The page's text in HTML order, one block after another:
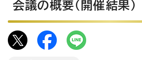
会議の概要（開催結果